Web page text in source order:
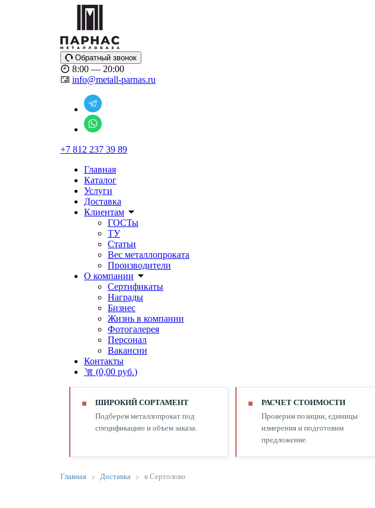
Обратный звонок
8:00 — 20:00
info@metall-parnas.ru
+7 812 237 39 89
Главная
Каталог
Услуги
Доставка
Клиентам
ГОСТы
ТУ
Статьи
Вес металлопроката
Производители
О компании
Сертификаты
Награды
Бизнес
Жизнь в компании
Фотогалерея
Персонал
Вакансии
Контакты
(0,00 руб.)
ШИРОКИЙ СОРТАМЕНТ
Подберем металлопрокат под
спецификацию и объем заказа.
РАСЧЕТ СТОИМОСТИ
Проверим позиции, единицы
измерения и подготовим
предложение.
Главная Доставка в Сертолово